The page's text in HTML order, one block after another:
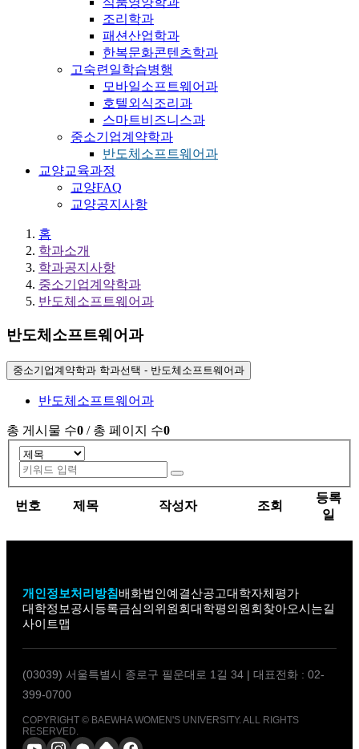
조리학과
패션산업학과
한복문화콘텐츠학과
고숙련일학습병행
모바일소프트웨어과
호텔외식조리과
스마트비즈니스과
중소기업계약학과
반도체소프트웨어과
교양교육과정
교양FAQ
교양공지사항
홈
학과소개
학과공지사항
중소기업계약학과
반도체소프트웨어과
반도체소프트웨어과
중소기업계약학과 학과선택 - 반도체소프트웨어과
반도체소프트웨어과
총 게시물 수0 / 총 페이지 수0
게시글의 분야,제목으로 검색하세요.
검색 옵션
키워드 입력
검색
번호 제목 작성자 조회
등록
일
개인정보처리방침배화법인예결산공고대학자체평가
대학정보공시등록금심의위원회대학평의원회찾아오시는길
사이트맵
(03039) 서울특별시 종로구 필운대로 1길 34 | 대표전화 : 02-
399-0700
COPYRIGHT © BAEWHA WOMEN'S UNIVERSITY. ALL RIGHTS
RESERVED.